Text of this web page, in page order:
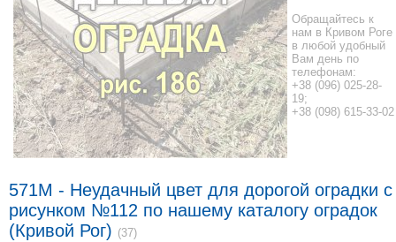
Обращайтесь к
нам в Кривом Роге
в любой удобный
Вам день по
телефонам:
+38 (096) 025-28-
19;
+38 (098) 615-33-02
571M - Неудачный цвет для дорогой оградки с
рисунком №112 по нашему каталогу оградок
(Кривой Рог) (37)